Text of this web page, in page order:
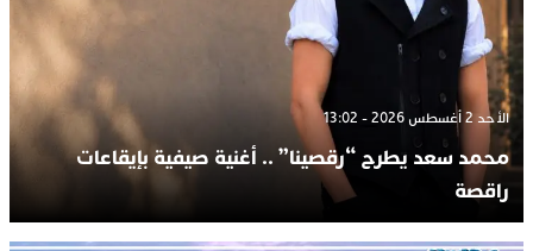
الأحد 2 أغسطس 2026 - 13:02
محمد سعد يطرح “رقصينا” .. أغنية صيفية بإيقاعات
راقصة